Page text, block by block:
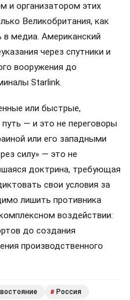
и организатором этих
Великобритания, как
медиа. Американский
через спутники и
вооружения до
Starlink.
или быстрые,
— и это не переговоры
или его западными
силу» — это не
доктрина, требующая
свои условия за
лишить противника
воздействии:
до создания
производственного
# Россия